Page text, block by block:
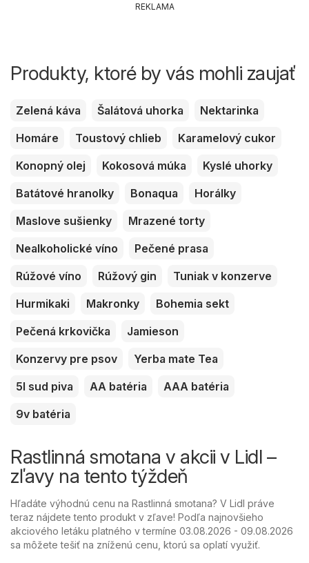
REKLAMA
Produkty, ktoré by vás mohli zaujať
Zelená káva Šalátová uhorka
Nektarinka
Homáre
Toustový chlieb
Karamelový cukor
Konopný olej
Kokosová múka
Kyslé uhorky
Batátové hranolky
Bonaqua
Horálky
Maslove sušienky
Mrazené torty
Nealkoholické víno
Pečené prasa
Rúžové víno
Rúžový gin
Tuniak v konzerve
Hurmikaki
Makronky
Bohemia sekt
Pečená krkovička
Jamieson
Konzervy pre psov
Yerba mate Tea
5l sud piva
AA batéria
AAA batéria
9v batéria
Rastlinná smotana v akcii v Lidl –
zľavy na tento týždeň
Hľadáte výhodnú cenu na Rastlinná smotana? V Lidl práve
teraz nájdete tento produkt v zľave! Podľa najnovšieho
akciového letáku platného v termíne 03.08.2026 - 09.08.2026
sa môžete tešiť na zníženú cenu, ktorú sa oplatí využiť.